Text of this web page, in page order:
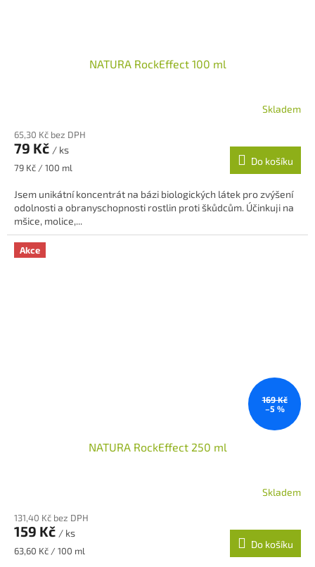
NATURA RockEffect 100 ml
Skladem
65,30 Kč bez DPH
79 Kč / ks
Měrná
79 Kč / 100 ml
Do košíku
Jsem unikátní koncentrát na bázi biologických látek pro zvýšení
odolnosti a obranyschopnosti rostlin proti škůdcům. Účinkuji na
mšice, molice,...
Akce
169 Kč
–5 %
NATURA RockEffect 250 ml
produktu
je
5,0
Skladem
131,40 Kč bez DPH
159 Kč / ks
Měrná
63,60 Kč / 100 ml
Do košíku